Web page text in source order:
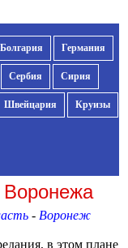
Болгария Германия
Сербия Сирия
Швейцария Круизы
- Воронеж
в этом плане